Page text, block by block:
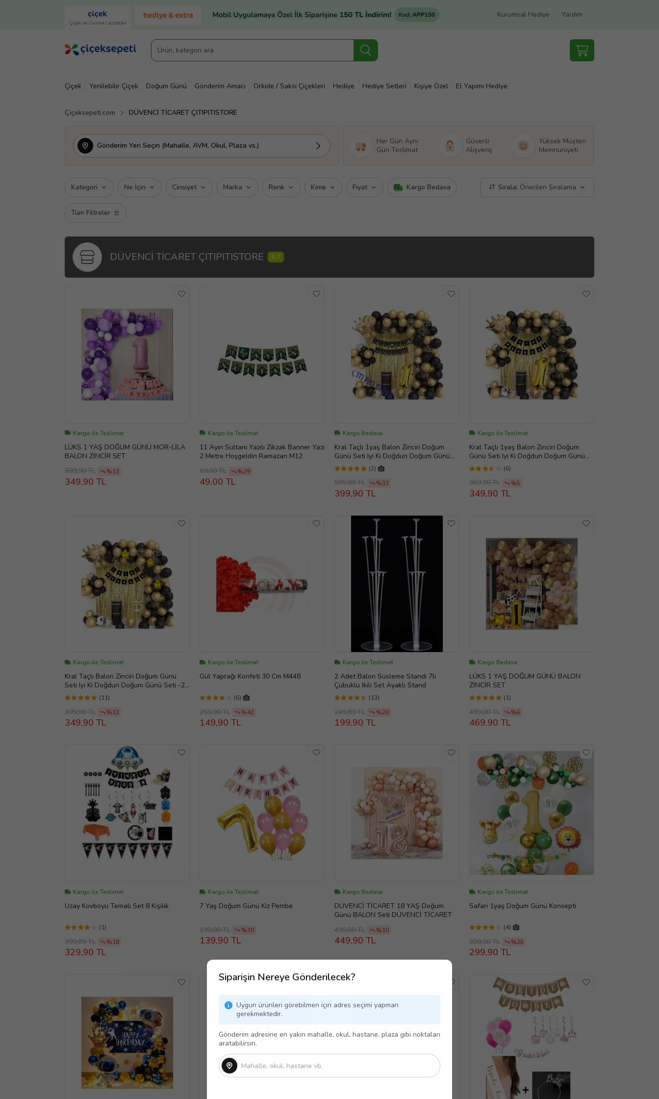
Çiçek ve Gurme Lezzetler
Kurumsal Hediye Yardım
Çiçek Yenilebilir Çiçek Doğum Günü Gönderim Amacı Orkide / Saksı Çiçekleri Hediye Hediye Setleri Kişiye Özel El Yapımı Hediye
Çiçeksepeti.com DÜVENCİ TİCARET ÇITIPITISTORE
Gönderim Yeri Seçin (Mahalle, AVM, Okul, Plaza vs.)
Siparişin Nereye Gönderilecek?
Uygun ürünleri görebilmen için adres seçimi yapman
gerekmektedir.
Gönderim adresine en yakın mahalle, okul, hastane, plaza gibi noktaları
aratabilirsin.
Her Gün Aynı
Gün Teslimat
Güvenli
Alışveriş
Yüksek Müşteri
Memnuniyeti
Kategori Ne İçin Cinsiyet Marka Renk Kime Fiyat Kargo Bedava
Tüm Filtreler
Sırala: Önerilen Sıralama
DÜVENCİ TİCARET ÇITIPITISTORE 8,7
Kargo ile Teslimat
LÜKS 1 YAŞ DOĞUM GÜNÜ MOR-LİLA
BALON ZİNCİR SET
399,90 TL
%13
349,90 TL
Kargo ile Teslimat
11 Ayın Sultanı Yazılı Zikzak Banner Yazı
2 Metre Hoşgeldin Ramazan M12
69,00 TL
%29
49,00 TL
Kargo Bedava
Kral Taçlı 1yaş Balon Zinciri Doğum
Günü Seti Iyi Ki Doğdun Doğum Günü
Seti -2-en Yeni Haliyle
(2)
599,89 TL %33
399,90 TL
Kargo ile Teslimat
Kral Taçlı 1yaş Balon Zinciri Doğum
Günü Seti Iyi Ki Doğdun Doğum Günü
Seti -2-en Yeni Haliyle
(6)
369,90 TL %5
349,90 TL
Kargo ile Teslimat
Kral Taçlı Balon Zinciri Doğum Günü
Seti Iyi Ki Doğdun Doğum Günü Seti -2-
en Yeni Haliyle
(11)
399,90 TL %13
349,90 TL
Kargo ile Teslimat
Gül Yaprağı Konfeti 30 Cm M448
(6)
259,90 TL %42
149,90 TL
Kargo ile Teslimat
2 Adet Balon Süsleme Standı 7li
Çubuklu Ikili Set Ayaklı Stand
(13)
249,89 TL %20
199,90 TL
Kargo Bedava
LÜKS 1 YAŞ DOĞUM GÜNÜ BALON
ZİNCİR SET
(1)
499,00 TL %6
469,90 TL
Kargo ile Teslimat
Uzay Kovboyu Temalı Set 8 Kişilik
(1)
399,89 TL %18
329,90 TL
Kargo ile Teslimat
7 Yaş Doğum Günü Kız Pembe
199,00 TL %30
139,90 TL
Kargo Bedava
DÜVENCİ TİCARET 18 YAŞ Doğum
Günü BALON Seti DÜVENCİ TİCARET
499,00 TL
%10
449,90 TL
Kargo ile Teslimat
Safari 1yaş Doğum Günü Konsepti
(4)
399,00 TL %25
299,90 TL